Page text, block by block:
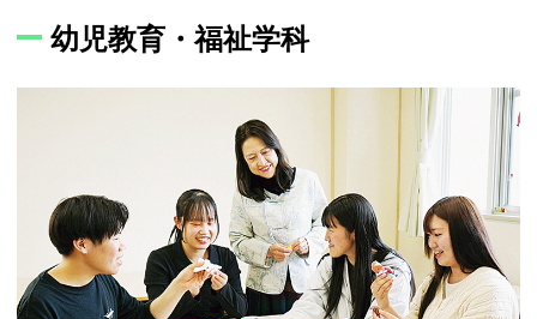
幼児教育・福祉学科